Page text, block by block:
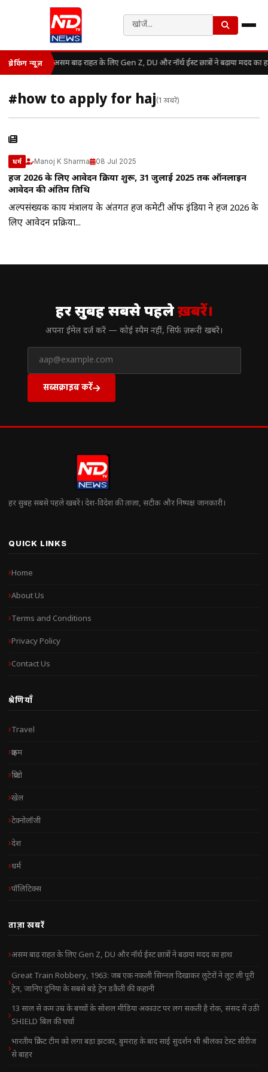
ब्रेकिंग न्यूज़ असम बाढ़ राहत के लिए Gen Z, DU और नॉर्थ ईस्ट छात्रों ने बढ़ाया मदद का
#how to apply for haj(1 खबरें)
धर्म Manoj K Sharma 08 Jul 2025
हज 2026 के लिए आवेदन प्रक्रिया शुरू, 31 जुलाई 2025 तक ऑनलाइन
आवेदन की अंतिम तिथि
अल्पसंख्यक कार्य मंत्रालय के अंतर्गत हज कमेटी ऑफ इंडिया ने हज 2026 के
लिए आवेदन प्रक्रिया...
हर सुबह सबसे पहलेख़बरें।
अपना ईमेल दर्ज करें — कोई स्पैम नहीं, सिर्फ ज़रूरी खबरें।
सब्सक्राइब करें
हर सुबह सबसे पहले खबरें। देश-विदेश की ताज़ा, सटीक और निष्पक्ष जानकारी।
QUICK LINKS
Home
About Us
Terms and Conditions
Privacy Policy
Contact Us
श्रेणियाँ
Travel
क्राइम
क्रिप्टो
खेल
टेक्नोलॉजी
देश
धर्म
पॉलिटिक्स
ताज़ा खबरें
असम बाढ़ राहत के लिए Gen Z, DU और नॉर्थ ईस्ट छात्रों ने बढ़ाया मदद का हाथ
Great Train Robbery, 1963: जब एक नकली सिग्नल दिखाकर लुटेरों ने लूट ली पूरी
ट्रेन, जानिए दुनिया के सबसे बड़े ट्रेन डकैती की कहानी
13 साल से कम उम्र के बच्चों के सोशल मीडिया अकाउंट पर लग सकती है रोक, संसद में उठी
SHIELD बिल की चर्चा
भारतीय क्रिकेट टीम को लगा बड़ा झटका, बुमराह के बाद साई सुदर्शन भी श्रीलंका टेस्ट सीरीज
से बाहर